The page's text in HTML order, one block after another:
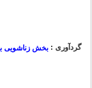
گردآوری : بخش زناشویی